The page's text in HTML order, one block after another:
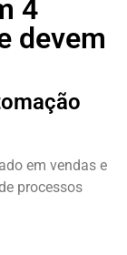
4
devem
em vendas e
processos